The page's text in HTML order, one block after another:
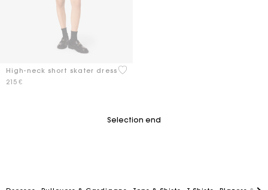
High-neck short skater dress
215 €
3,2 out of 5 Customer Rating
Selection end